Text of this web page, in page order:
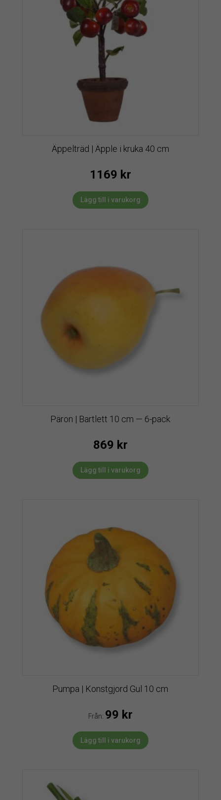
Äppelträd | Äpple i kruka 40 cm
1169 kr
Lägg till i varukorg
Päron | Bartlett 10 cm — 6-pack
869 kr
Lägg till i varukorg
Pumpa | Konstgjord Gul 10 cm
Från: 99 kr
Lägg till i varukorg